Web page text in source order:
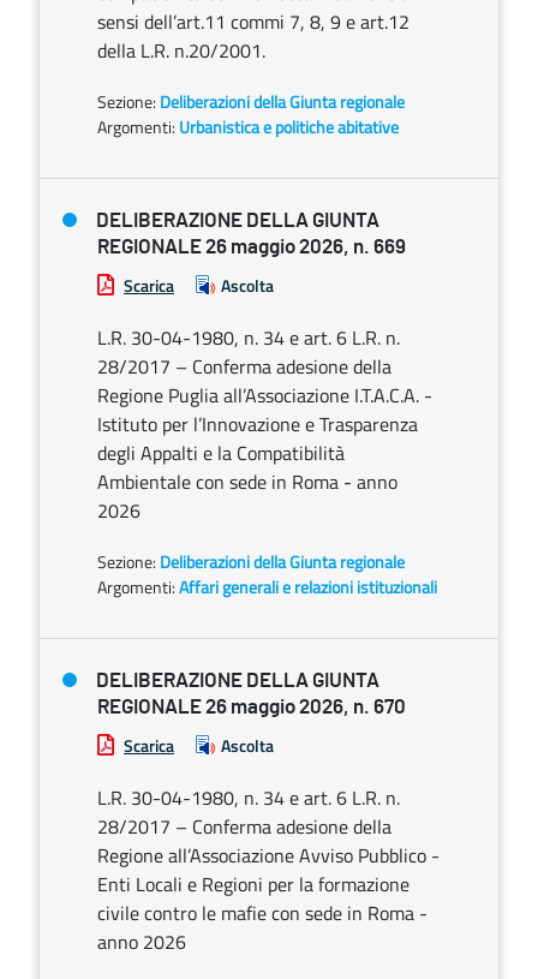
sensi dell’art.11 commi 7, 8, 9 e art.12
della L.R. n.20/2001.
Sezione: Deliberazioni della Giunta regionale
Argomenti: Urbanistica e politiche abitative
DELIBERAZIONE DELLA GIUNTA
REGIONALE 26 maggio 2026, n. 669
Scarica Ascolta
L.R. 30-04-1980, n. 34 e art. 6 L.R. n.
28/2017 – Conferma adesione della
Regione Puglia all’Associazione I.T.A.C.A. -
Istituto per l’Innovazione e Trasparenza
degli Appalti e la Compatibilità
Ambientale con sede in Roma - anno
2026
Sezione: Deliberazioni della Giunta regionale
Argomenti:Affari generali e relazioni istituzionali
DELIBERAZIONE DELLA GIUNTA
REGIONALE 26 maggio 2026, n. 670
Scarica Ascolta
L.R. 30-04-1980, n. 34 e art. 6 L.R. n.
28/2017 – Conferma adesione della
Regione all’Associazione Avviso Pubblico -
Enti Locali e Regioni per la formazione
civile contro le mafie con sede in Roma -
anno 2026